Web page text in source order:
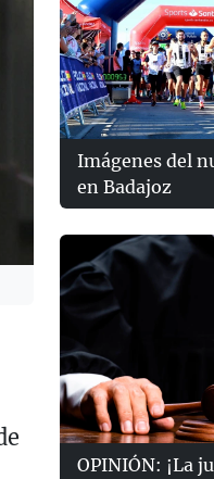
Imágenes del
en Badajoz
OPINIÓN: ¡La